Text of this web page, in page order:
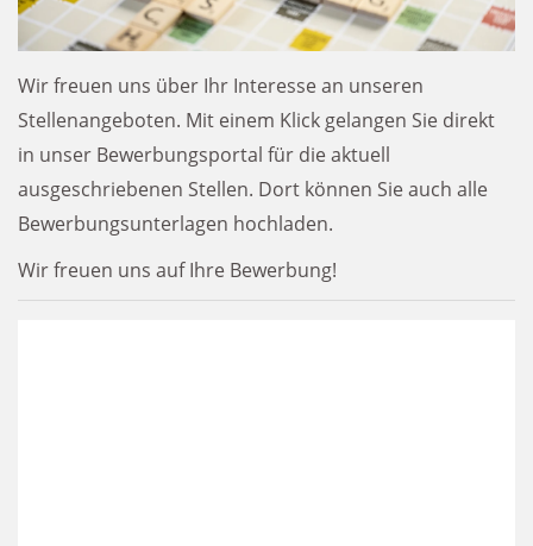
Wir freuen uns über Ihr Interesse an unseren
Stellenangeboten. Mit einem Klick gelangen Sie direkt
in unser Bewerbungsportal für die aktuell
ausgeschriebenen Stellen. Dort können Sie auch alle
Bewerbungsunterlagen hochladen.
Wir freuen uns auf Ihre Bewerbung!